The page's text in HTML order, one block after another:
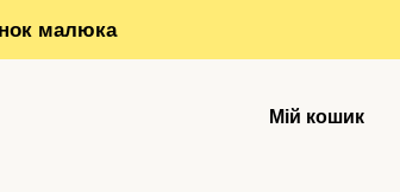
малюка
Мій кошик